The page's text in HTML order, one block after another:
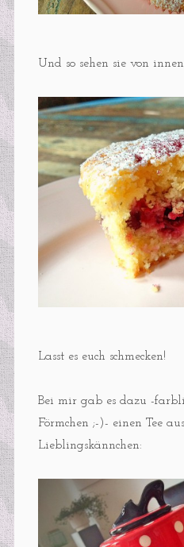
Und so sehen sie von
Lasst es euch schmecken!
Bei mir gab es dazu -
Förmchen ;-)- einen Tee
Lieblingskännchen: